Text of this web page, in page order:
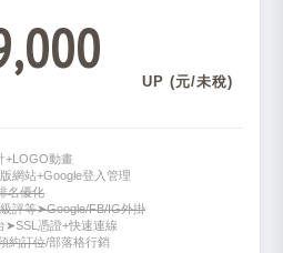
UP (元/未稅)
+LOGO動畫
網站+Google登入管理
名優化
評等➤Google/FB/IG外掛
➤SSL憑證+快速連線
約訂位/部落格行銷